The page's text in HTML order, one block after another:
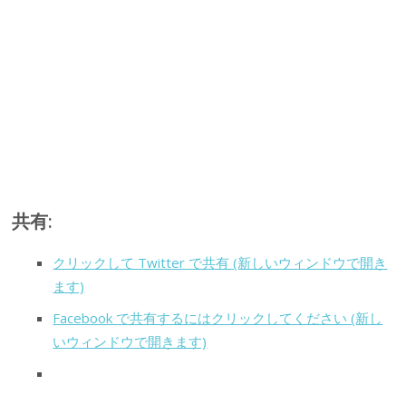
共有:
クリックして Twitter で共有 (新しいウィンドウで開き
ます)
Facebook で共有するにはクリックしてください (新し
いウィンドウで開きます)